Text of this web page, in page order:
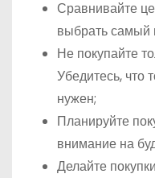
Сравнивайте
выбрать самый
Не покупайте
Убедитесь, что
нужен;
Планируйте
внимание на
Делайте